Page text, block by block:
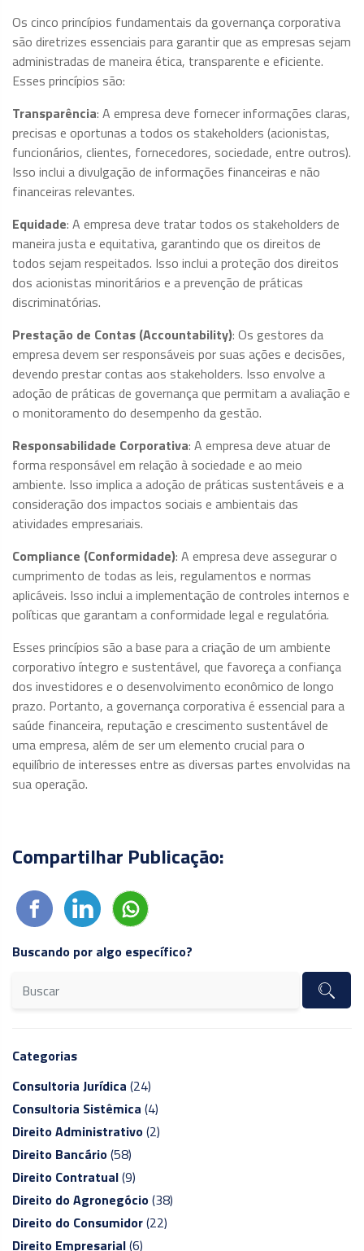
Os cinco princípios fundamentais da governança corporativa
são diretrizes essenciais para garantir que as empresas sejam
administradas de maneira ética, transparente e eficiente.
Esses princípios são:
Transparência: A empresa deve fornecer informações claras,
precisas e oportunas a todos os stakeholders (acionistas,
funcionários, clientes, fornecedores, sociedade, entre outros).
Isso inclui a divulgação de informações financeiras e não
financeiras relevantes.
Equidade: A empresa deve tratar todos os stakeholders de
maneira justa e equitativa, garantindo que os direitos de
todos sejam respeitados. Isso inclui a proteção dos direitos
dos acionistas minoritários e a prevenção de práticas
discriminatórias.
Prestação de Contas (Accountability): Os gestores da
empresa devem ser responsáveis por suas ações e decisões,
devendo prestar contas aos stakeholders. Isso envolve a
adoção de práticas de governança que permitam a avaliação e
o monitoramento do desempenho da gestão.
Responsabilidade Corporativa: A empresa deve atuar de
forma responsável em relação à sociedade e ao meio
ambiente. Isso implica a adoção de práticas sustentáveis e a
consideração dos impactos sociais e ambientais das
atividades empresariais.
Compliance (Conformidade): A empresa deve assegurar o
cumprimento de todas as leis, regulamentos e normas
aplicáveis. Isso inclui a implementação de controles internos e
políticas que garantam a conformidade legal e regulatória.
Esses princípios são a base para a criação de um ambiente
corporativo íntegro e sustentável, que favoreça a confiança
dos investidores e o desenvolvimento econômico de longo
prazo. Portanto, a governança corporativa é essencial para a
saúde financeira, reputação e crescimento sustentável de
uma empresa, além de ser um elemento crucial para o
equilíbrio de interesses entre as diversas partes envolvidas na
sua operação.
Compartilhar Publicação:
Buscando por algo específico?
Categorias
Consultoria Jurídica (24)
Consultoria Sistêmica (4)
Direito Administrativo(2)
Direito Bancário(58)
Direito Contratual(9)
Direito do Agronegócio(38)
Direito do Consumidor(22)
Direito Empresarial(6)